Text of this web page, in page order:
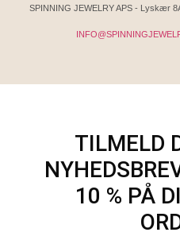
SPINNING JEWELRY APS - Lyskær
TILMELD
10 % PÅ